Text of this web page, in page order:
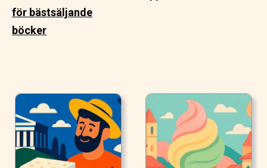
för bästsäljande
böcker